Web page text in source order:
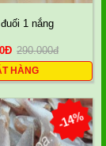
1 nắng
Đ 290.000đ
HÀNG
-14%